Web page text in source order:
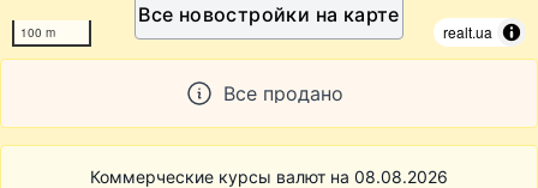
100 m realt.ua
Все новостройки на карте
Все продано
Коммерческие курсы валют на 08.08.2026